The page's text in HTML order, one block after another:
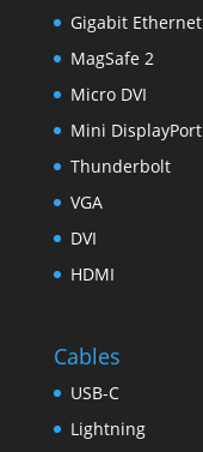
Gigabit Ethernet
MagSafe 2
Micro DVI
Mini DisplayPort
Thunderbolt
VGA
DVI
HDMI
Cables
USB-C
Lightning